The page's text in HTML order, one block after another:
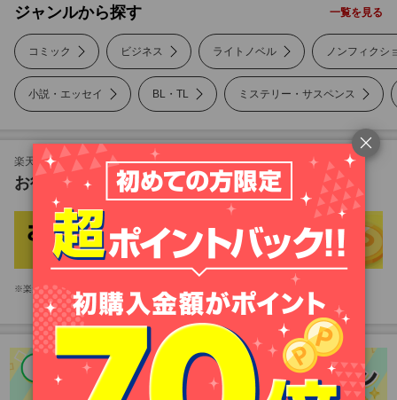
ジャンルから探す 一覧を見る
コミック ビジネス ライトノベル ノンフィクシ
小説・エッセイ BL・TL ミステリー・サスペンス
ミステリー・サスペンス
ノンフィクション
美容・暮らし
雑誌
写真集
PC・システム
語学・資格
楽天Koboも対象！
お得な楽天市場のキャンペーン
楽天市場アプリをお持ちのお客様は、楽天市場アプリが起動します。